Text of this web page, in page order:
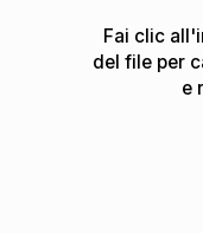
Fai clic
del file per
e